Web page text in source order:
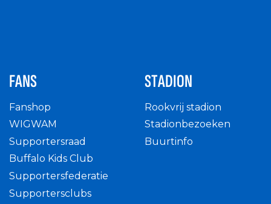
FANS
Fanshop
WIGWAM
Supportersraad
Buffalo Kids Club
Supportersfederatie
Supportersclubs
STADION
Rookvrij stadion
Stadionbezoeken
Buurtinfo